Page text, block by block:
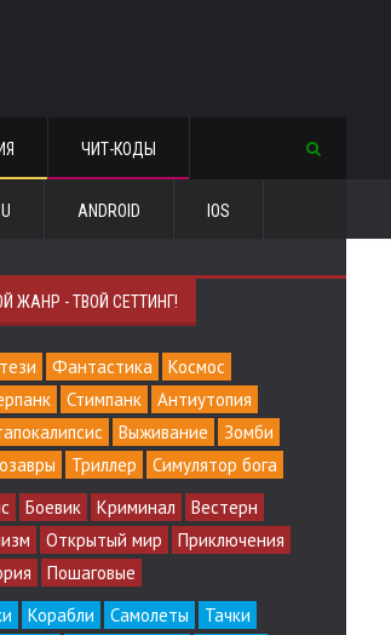
ЧИТ-КОДЫ
ANDROID IOS
ЖАНР - ТВОЙ СЕТТИНГ!
Фантастика
Космос
Стимпанк
Антиутопия
Выживание
Зомби
Триллер
Симулятор бога
Боевик Криминал
Вестерн
Открытый мир
Приключения
Пошаговые
Корабли Самолеты
Тачки